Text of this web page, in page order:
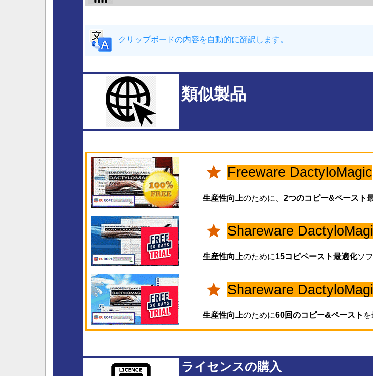
クリップボードの内容を自動的に翻訳します。
類似製品
Freeware DactyloMagic
生産性向上のために、 2つのコピー&ペースト
Shareware
生産性向上のために15コピペース ト最適化ソ
Shareware
生産性向上のために60回のコピー&ペースト
ライセンスの購入